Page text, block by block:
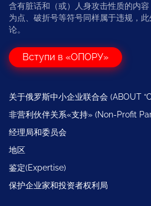
含有脏话和（或）人身攻击性质的内
为点、破折号等符号同样属于违规，
论。
Вступи в «ОПОРУ»
关于俄罗斯中小企业联合会 (ABOUT
非营利伙伴关系«支持» (Non-Profit
经理局和委员会
地区
鉴定(Expertise)
保护企业家和投资者权利局